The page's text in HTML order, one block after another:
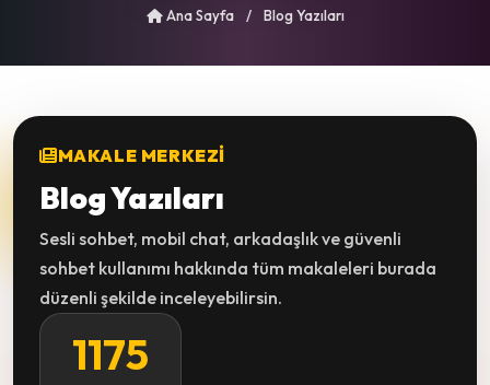
Ana Sayfa / Blog Yazıları
MAKALE MERKEZI
Blog Yazıları
Sesli sohbet, mobil chat, arkadaşlık ve güvenli
sohbet kullanımı hakkında tüm makaleleri burada
düzenli şekilde inceleyebilirsin.
1175